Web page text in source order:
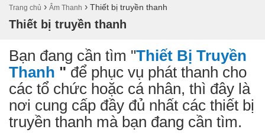
Trang chủ › Âm Thanh › Thiết bị truyền thanh
Thiết bị truyền thanh
Bạn đang cần tìm "Thiết Bị Truyền
Thanh " để phục vụ phát thanh cho
các tổ chức hoặc cá nhân, thì đây là
nơi cung cấp đầy đủ nhất các thiết bị
truyền thanh mà bạn đang cần tìm.